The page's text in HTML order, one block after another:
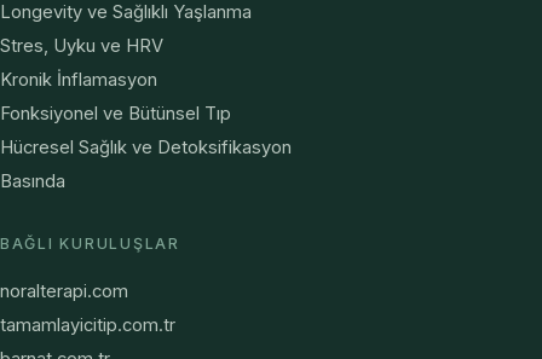
Longevity ve Sağlıklı Yaşlanma
Stres, Uyku ve HRV
Kronik İnflamasyon
Fonksiyonel ve Bütünsel Tıp
Hücresel Sağlık ve Detoksifikasyon
Basında
BAĞLI KURULUŞLAR
noralterapi.com
tamamlayicitip.com.tr